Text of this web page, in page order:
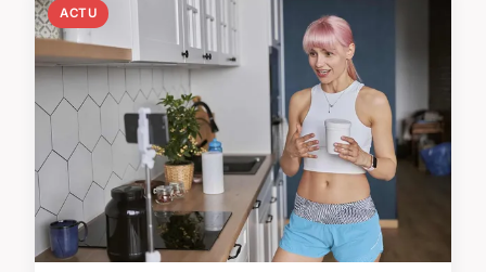
ACTU